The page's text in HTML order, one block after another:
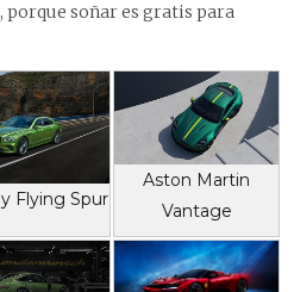
soñar es gratis para
Flying Spur
Aston Martin
Vantage